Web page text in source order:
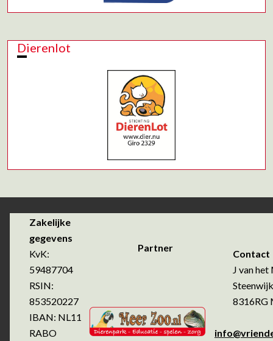
Dierenlot
Zakelijke
gegevens
KvK:
59487704
RSIN:
853520227
IBAN: NL11
RABO
Partner
Contact
J van het
8316RG